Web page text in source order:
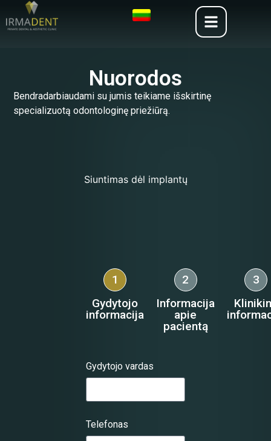
Nuorodos
Bendradarbiaudami su jumis teikiame išskirtinę
specializuotą odontologinę priežiūrą.
Siuntimas dėl implantų
1
Gydytojo
informacija
2
Informacija
apie
pacientą
3
Gydytojo vardas
Telefonas